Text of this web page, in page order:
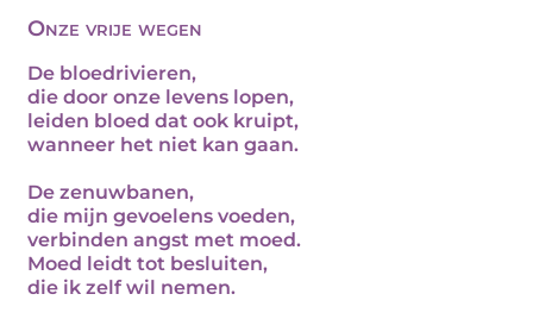
Onze vrije wegen
De bloedrivieren,
die door onze levens lopen,
leiden bloed dat ook kruipt,
wanneer het niet kan gaan.
De zenuwbanen,
die mijn gevoelens voeden,
verbinden angst met moed.
Moed leidt tot besluiten,
die ik zelf wil nemen.